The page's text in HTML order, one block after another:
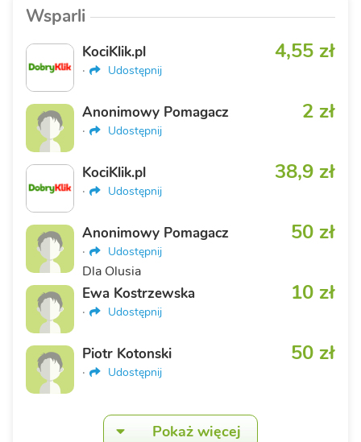
Wsparli
4,55 zł
KociKlik.pl
· Udostępnij
2 zł
Anonimowy Pomagacz
· Udostępnij
38,9 zł
KociKlik.pl
· Udostępnij
50 zł
Anonimowy Pomagacz
· Udostępnij
Dla Olusia
10 zł
Ewa Kostrzewska
· Udostępnij
50 zł
Piotr Kotonski
· Udostępnij
Pokaż więcej